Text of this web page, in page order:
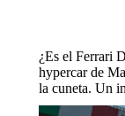
¿Es el Ferrari
hypercar de
la cuneta. Un